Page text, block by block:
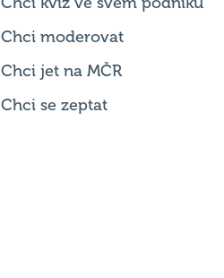
Chci moderovat
Chci jet na MČR
Chci se zeptat